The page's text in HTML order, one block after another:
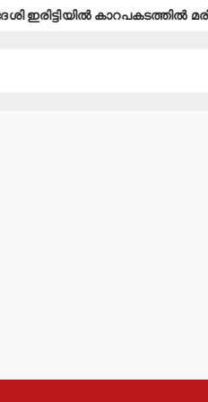
കാറപകടത്തില്‍ മരിച്ചു.